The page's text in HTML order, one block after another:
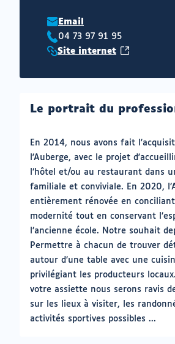
Email
Téléphone
04 73 97 91 95
Site
Site internet(ouvrir
un
onglet)
Le portrait du
En 2014, nous avons fait
l'Auberge, avec le projet
l’hôtel et/ou au restaurant dans
familiale et conviviale. En 2020,
entièrement rénovée en
modernité tout en conservant
l’ancienne école. Notre souhait
Permettre à chacun de trouver
autour d’une table avec une
privilégiant les producteurs
votre assiette nous serons ravis
sur les lieux à visiter, les
activités sportives possibles ...